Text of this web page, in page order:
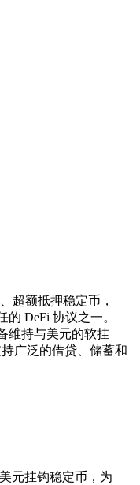
超额抵押稳定币，
DeFi 协议之一。
维持与美元的软挂
广泛的借贷、储蓄和
元挂钩稳定币，为